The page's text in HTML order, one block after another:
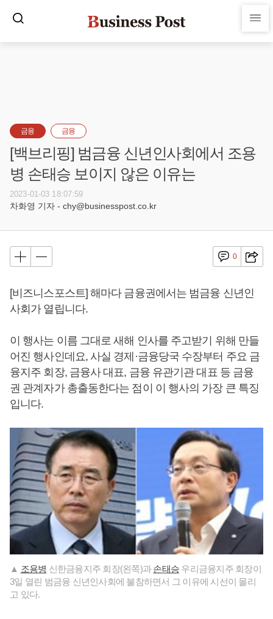
금융 금융
[백브리핑] 범금융 신년인사회에서 조용
병 손태승 보이지 않은 이유는
2023-01-03 18:07:59
차화영 기자 - chy@businesspost.co.kr
0
[비즈니스포스트] 해마다 금융권에서는 범금융 신년인
사회가 열립니다.
이 행사는 이름 그대로 새해 인사를 주고받기 위해 만들
어진 행사인데요, 사실 경제·금융당국 수장부터 주요 금
융지주 회장, 금융사 대표, 금융 유관기관 대표 등 금융
권 관계자가 총출동한다는 점이 이 행사의 가장 큰 특징
입니다.
▲ 조용병 신한금융지주 회장(왼쪽)과손태승 우리금융지주 회장이
3일 열린 범금융 신년인사회에 불참하면서 그 이유에 시선이 몰리
고 있다.